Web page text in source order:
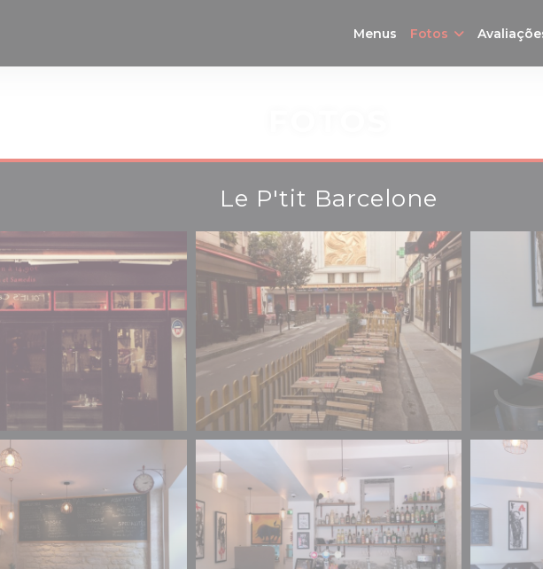
Menus Fotos
Le P'tit Barcelone